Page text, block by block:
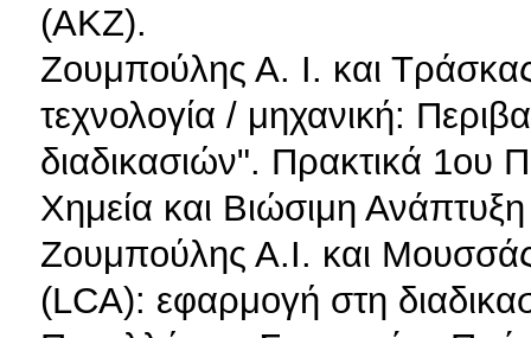
(ΑΚΖ).
Ζουμπούλης Α. Ι. και
τεχνολογία / μηχανική:
διαδικασιών". Πρακτικά 1ου
Χημεία και Βιώσιμη
Ζουμπούλης Α.Ι. και
(LCA): εφαρμογή στη